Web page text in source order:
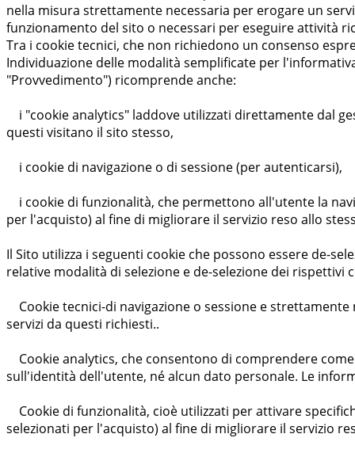
nella misura strettamente necessaria per erogare un
funzionamento del sito o necessari per eseguire attività
Tra i cookie tecnici, che non richiedono un consenso
Individuazione delle modalità semplificate per
"Provvedimento") ricomprende anche:
i "cookie analytics" laddove utilizzati direttamente dal
questi visitano il sito stesso,
i cookie di navigazione o di sessione (per autenticarsi),
i cookie di funzionalità, che permettono all'utente la
per l'acquisto) al fine di migliorare il servizio reso allo
Il Sito utilizza i seguenti cookie che possono essere de-
relative modalità di selezione e de-selezione dei rispettivi
Cookie tecnici-di navigazione o sessione e
servizi da questi richiesti..
Cookie analytics, che consentono di comprendere
sull'identità dell'utente, né alcun dato personale. Le
Cookie di funzionalità, cioè utilizzati per attivare
selezionati per l'acquisto) al fine di migliorare il servizio